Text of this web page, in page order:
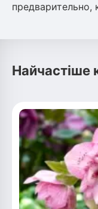
предварительно,
Найчастіше